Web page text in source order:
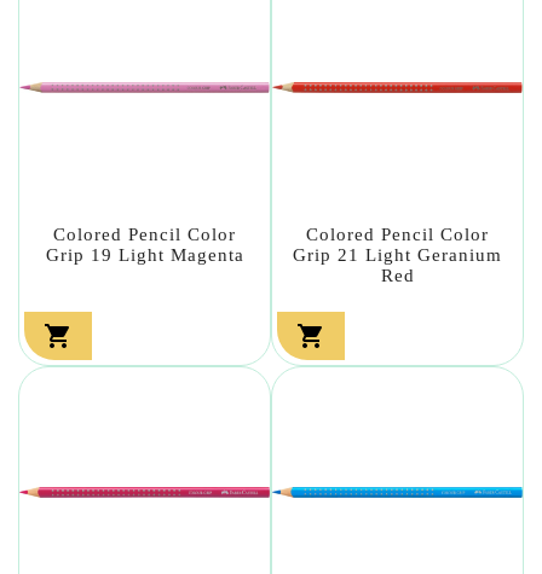
Colored Pencil Color
Grip 19 Light Magenta

Colored Pencil Color
Grip 21 Light Geranium
Red
